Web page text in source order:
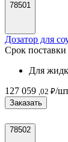
78501
Дозатор для
Срок
Для
127 059 ,02 ₽/
Заказать
78502